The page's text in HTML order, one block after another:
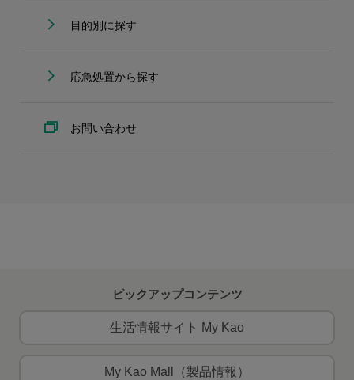
目的別に探す
応急処置から探す
お問い合わせ
ピックアップコンテンツ
生活情報サイト My Kao
My Kao Mall（製品情報）